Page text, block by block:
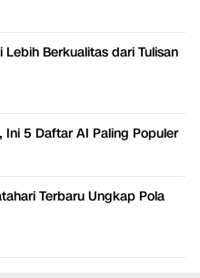
Berkualitas dari Tulisan
Ini 5 Daftar AI Paling Populer
Terbaru Ungkap Pola